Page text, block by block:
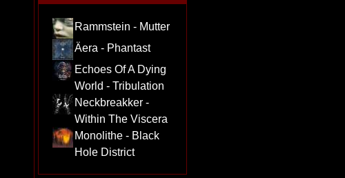
Rammstein - Mutter
Äera - Phantast
Echoes Of A Dying
World - Tribulation
Neckbreakker -
Within The Viscera
Monolithe - Black
Hole District